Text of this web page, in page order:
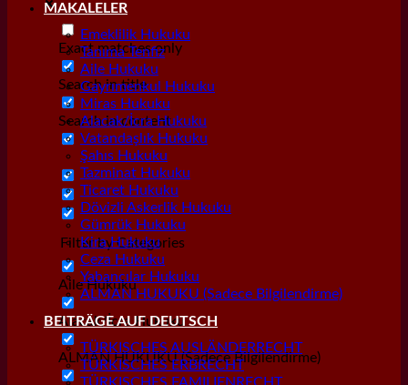
Exact matches only
Search in title
Search in content
Filter by Categories
Aile Hukuku
Alacak/İcra Hukuku
ALMAN HUKUKU (Sadece Bilgilendirme)
MAKALELER
Emeklilik Hukuku
Tanıma Tenfiz
Aile Hukuku
Gayrımenkul Hukuku
Miras Hukuku
Alacak/İcra Hukuku
Vatandaşlık Hukuku
Şahıs Hukuku
Tazminat Hukuku
Ticaret Hukuku
Dövizli Askerlik Hukuku
Gümrük Hukuku
Kira Hukuku
Ceza Hukuku
Yabancılar Hukuku
ALMAN HUKUKU (Sadece Bilgilendirme)
BEITRÄGE AUF DEUTSCH
TÜRKISCHES AUSLÄNDERRECHT
TÜRKISCHES ERBRECHT